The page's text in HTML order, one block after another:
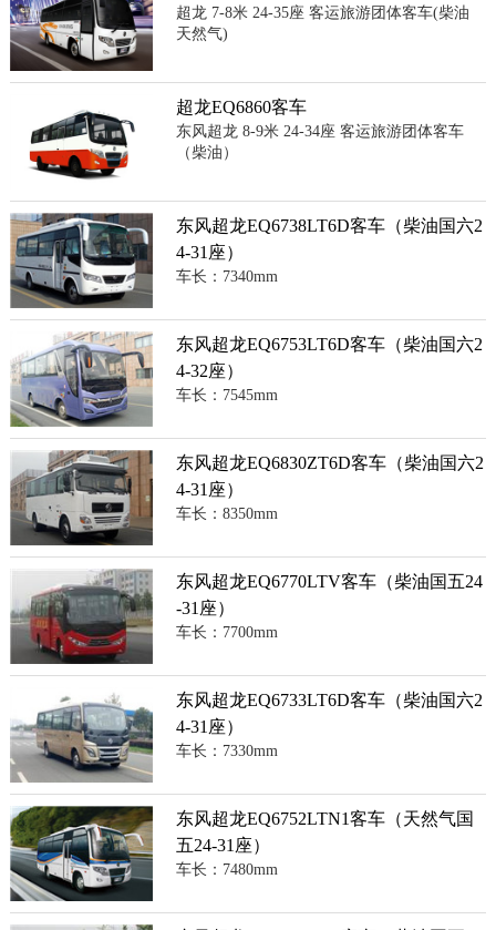
超龙 7-8米 24-35座 客运旅游团体客车(柴油
天然气)
超龙EQ6860客车
东风超龙 8-9米 24-34座 客运旅游团体客车
（柴油）
东风超龙EQ6738LT6D客车（柴油国六2
4-31座）
车长：7340mm
东风超龙EQ6753LT6D客车（柴油国六2
4-32座）
车长：7545mm
东风超龙EQ6830ZT6D客车（柴油国六2
4-31座）
车长：8350mm
东风超龙EQ6770LTV客车（柴油国五24
-31座）
车长：7700mm
东风超龙EQ6733LT6D客车（柴油国六2
4-31座）
车长：7330mm
东风超龙EQ6752LTN1客车（天然气国
五24-31座）
车长：7480mm